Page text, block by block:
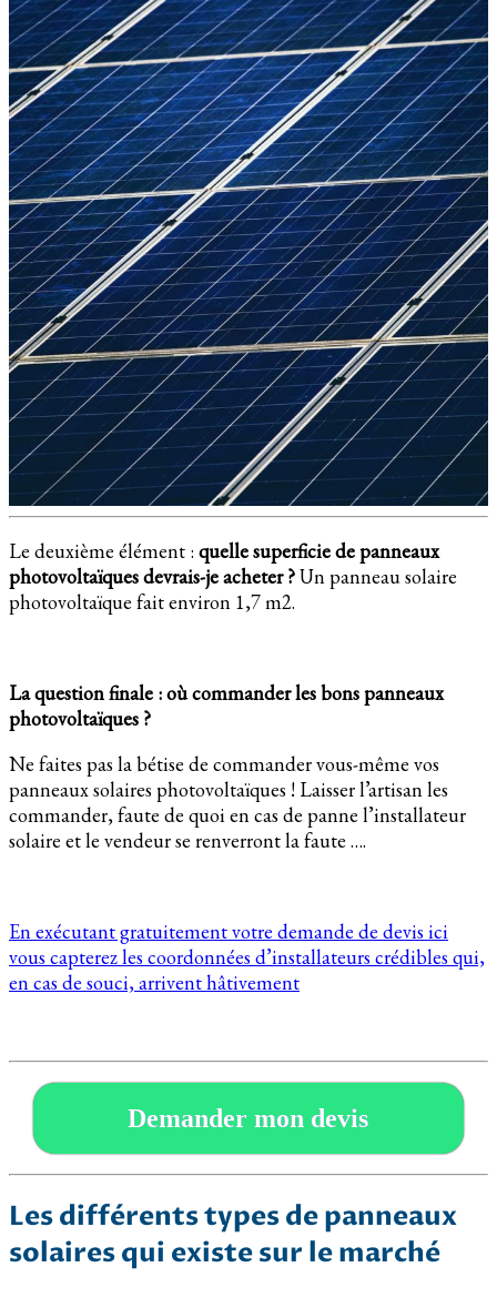
Le deuxième élément : quelle superficie de panneaux
photovoltaïques devrais-je acheter ?Un panneau solaire
photovoltaïque fait environ 1,7 m2.
La question finale : où commander les bons panneaux
photovoltaïques ?
Ne faites pas la bétise de commander vous-même vos
panneaux solaires photovoltaïques ! Laisser l’artisan les
commander, faute de quoi en cas de panne l’installateur
solaire et le vendeur se renverront la faute ….
En exécutant gratuitement votre demande de devis ici
vous capterez les coordonnées d’installateurs crédibles qui,
en cas de souci, arrivent hâtivement
Demander mon devis
Les différents types de panneaux
solaires qui existe sur le marché